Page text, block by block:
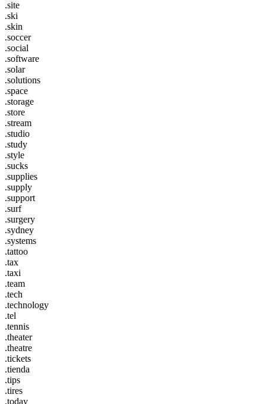
.site
.ski
.skin
.soccer
.social
.software
.solar
.solutions
.space
.storage
.store
.stream
.studio
.study
.style
.sucks
.supplies
.supply
.support
.surf
.surgery
.sydney
.systems
.tattoo
.tax
.taxi
.team
.tech
.technology
.tel
.tennis
.theater
.theatre
.tickets
.tienda
.tips
.tires
.today